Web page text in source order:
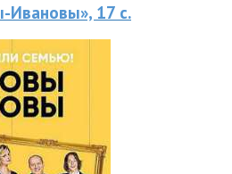
Ивановы», 17 с.